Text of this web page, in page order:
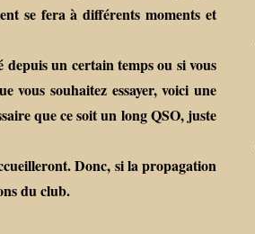
se fera à différents moments et
depuis un certain temps ou si vous
vous souhaitez essayer, voici une
que ce soit un long QSO, juste
Donc, si la propagation
du club.